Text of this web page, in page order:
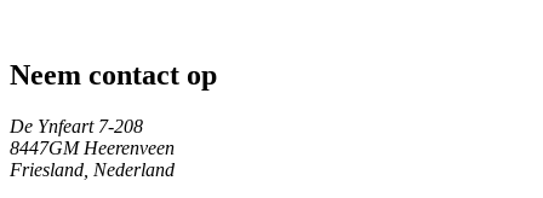
Neem contact op
De Ynfeart 7-208
8447GM Heerenveen
Friesland, Nederland